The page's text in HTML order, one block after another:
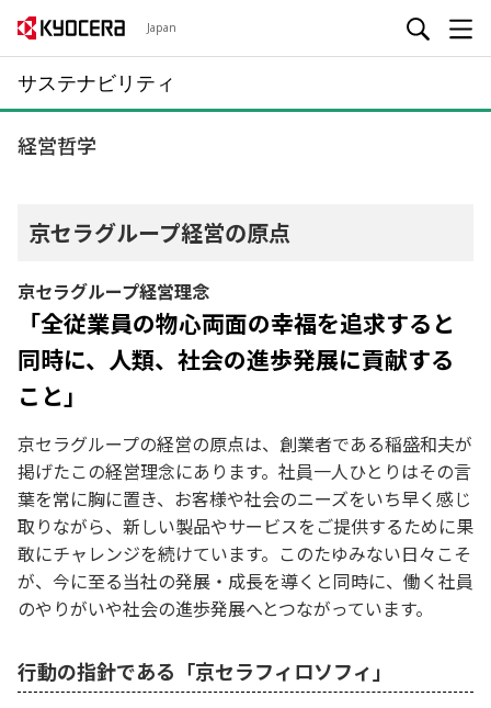
Japan
サステナビリティ
経営哲学
京セラグループ経営の原点
京セラグループ経営理念
「全従業員の物心両面の幸福を追求すると
同時に、人類、社会の進歩発展に貢献する
こと」
京セラグループの経営の原点は、創業者である稲盛和夫が
掲げたこの経営理念にあります。社員一人ひとりはその言
葉を常に胸に置き、お客様や社会のニーズをいち早く感じ
取りながら、新しい製品やサービスをご提供するために果
敢にチャレンジを続けています。このたゆみない日々こそ
が、今に至る当社の発展・成長を導くと同時に、働く社員
のやりがいや社会の進歩発展へとつながっています。
行動の指針である「京セラフィロソフィ」